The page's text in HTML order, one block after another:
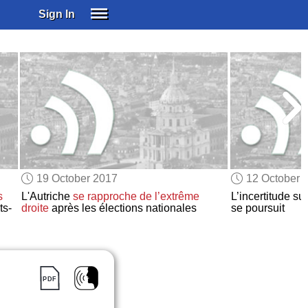
Sign In
SUBSCRIBE
EDUCATIONAL LICENSES
GIFT CARDS
OTHER LANGUAGES
ABOUT US
ALEXA
ADJUST COLORS
19 October 2017
L'Autriche se rapproche de l’extrême
droiteaprès les élections nationales
12 October
L’incertitude
se poursuit